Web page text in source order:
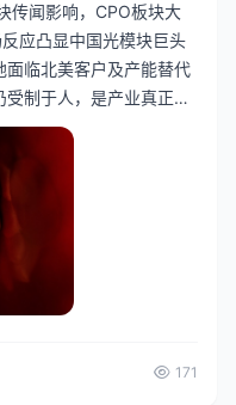
传闻影响，CPO板块大
应凸显中国光模块巨头
面临北美客户及产能替代
制于人，是产业真正痛
171